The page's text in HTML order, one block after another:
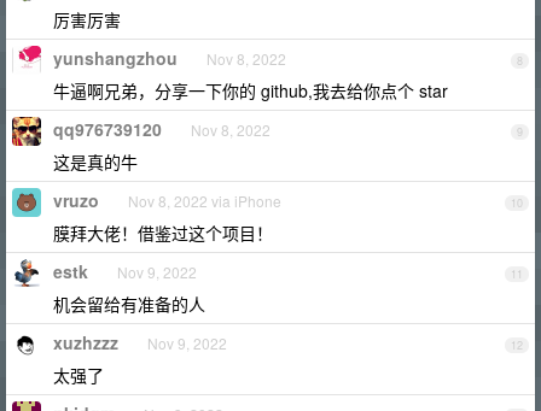
厉害厉害
8
yunshangzhou Nov 8, 2022
牛逼啊兄弟，分享一下你的 github,我去给你点个 star
9
qq976739120 Nov 8, 2022
这是真的牛
10
vruzo Nov 8, 2022 via iPhone
膜拜大佬！借鉴过这个项目！
11
estk Nov 9, 2022
机会留给有准备的人
12
xuzhzzz Nov 9, 2022
太强了